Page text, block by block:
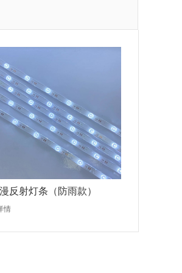
反射灯条（防雨款）
情